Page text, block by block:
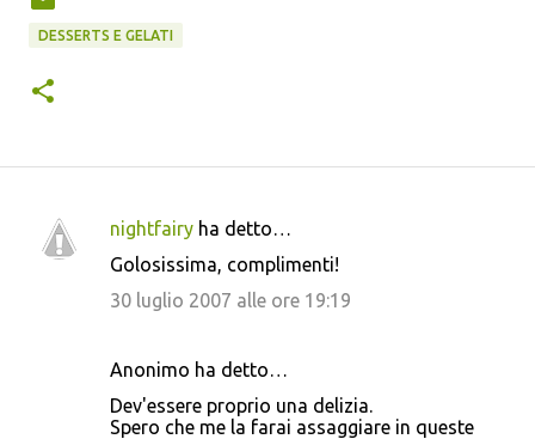
DESSERTS E GELATI
C
nightfairy ha detto…
Golosissima, complimenti!
30 luglio 2007 alle ore 19:19
Anonimo ha detto…
Dev'essere proprio una delizia.
Spero che me la farai assaggiare in queste